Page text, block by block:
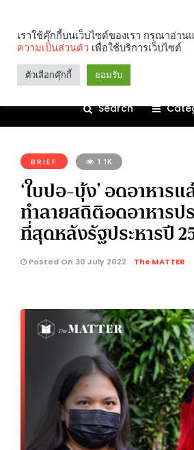
Search
BRIEF 1.1K
‘ใบปอ-บุ้ง’ อดอาหารแ
ทำลายสถิติอดอาหารป
ที่สุดหลังรัฐประหารปี
Posted On 30 July 2022 The MATTER
เราใช้คุ๊กกี้บนเว็บไซต์ของเรา กรุณาอ่าน
ความเป็นส่วนตัว เพื่อใช้บริการเว็บไซต์
ตัวเลือกคุ๊กกี้ ยอมรับ